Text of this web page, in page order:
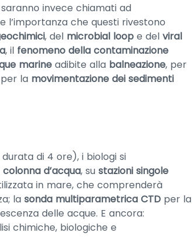
invece chiamati ad
e l’importanza che questi rivestono
, del microbial loop e del viral
, il fenomeno della contaminazione
marine adibite alla balneazione, per
la movimentazione dei sedimenti
di 4 ore), i biologi si
colonna d’acqua, su stazioni singole
in mare, che comprenderà
la sonda multiparametrica CTD per la
delle acque. E ancora:
chimiche, biologiche e